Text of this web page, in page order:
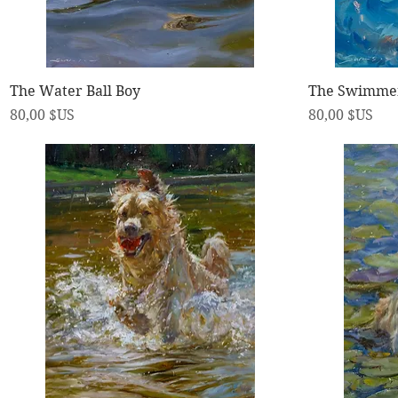
Aperçu rapide
The Water Ball Boy
Prix
80,00 $US
The
Prix
80,00 $US